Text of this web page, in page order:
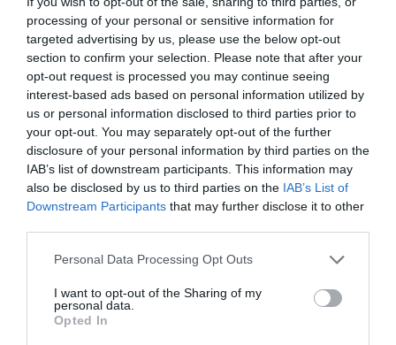
processing of your personal or sensitive information for
targeted advertising by us, please use the below opt-out
section to confirm your selection. Please note that after your
opt-out request is processed you may continue seeing
interest-based ads based on personal information utilized by
us or personal information disclosed to third parties prior to
your opt-out. You may separately opt-out of the further
disclosure of your personal information by third parties on the
IAB’s list of downstream participants. This information may
also be disclosed by us to third parties on the IAB’s List of
Downstream Participants that may further disclose it to other
Personal Data Processing Opt Outs
I want to opt-out of the Sharing of my
personal data.
Opted In
12€ (προπώληση), 14€ (ταμείο), 10€ (ανέργων,
μαθητών, ΑμεΑ - μόνο στο ταμείο)
Προπώληση:
Ταμεία Κ.Θ.Β.Ε. (Πλατεία Αριστοτέλους, Βασιλικό
Θέατρο) | Σάρωθρον, Ηλιοτρόπιο (κέντρο) | Ελιά
λεμόνι (Μπότσαρη) | Διώροφον (Καλαμαριά) | Jollity
(Εύοσμος) | Seven Spots |
Πληροφορίες / Κρατήσεις:
μάθετε πρώτοι όλες τις ειδήσεις